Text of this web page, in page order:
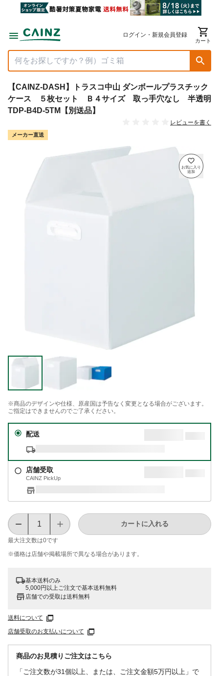
ログイン・新規会員登録
カート
【CAINZ-DASH】トラスコ中山 ダンボールプラスチック
ケース ５枚セット Ｂ４サイズ 取っ手穴なし 半透明
TDP-B4D-5TM【別送品】
レビューを書く
メーカー直送
※商品のデザインや仕様、原産国は予告なく変更となる場合がございます。
ご指定はできませんのでご了承ください。
配送
店舗受取
CAINZ PickUp
最大注文数は0です
カートに入れる
※価格は​店舗や​掲載場所で​異なる​場合が​あります。
基本送料のみ
5,000円以上ご注文で基本送料無料
店舗での受取は送料無料
送料について
店舗受取のお支払いについて
商品のお見積りご注文はこちら
「ご注文数が31個以上、または、ご注文金額5万円以上」で